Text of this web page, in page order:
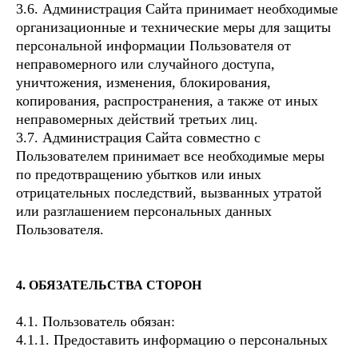
3.6. Администрация Сайта принимает необходимые
организационные и технические меры для защиты
персональной информации Пользователя от
неправомерного или случайного доступа,
уничтожения, изменения, блокирования,
копирования, распространения, а также от иных
неправомерных действий третьих лиц.
3.7. Администрация Сайта совместно с
Пользователем принимает все необходимые меры
по предотвращению убытков или иных
отрицательных последствий, вызванных утратой
или разглашением персональных данных
Пользователя.
4. ОБЯЗАТЕЛЬСТВА СТОРОН
4.1. Пользователь обязан:
4.1.1. Предоставить информацию о персональных